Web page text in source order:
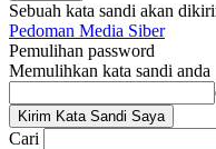
Sebuah kata sandi akan
Pedoman Media Siber
Pemulihan password
Memulihkan kata sandi anda
Cari